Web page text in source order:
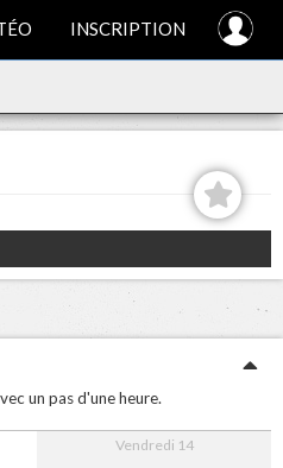
INSCRIPTION
un pas d'une heure.
Vendredi 14